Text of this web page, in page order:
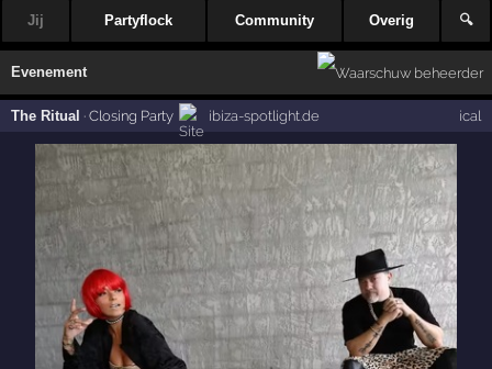
Jij Partyflock Community Overig 🔍
Evenement
The Ritual ·Closing Party ibiza-spotlight.de ical